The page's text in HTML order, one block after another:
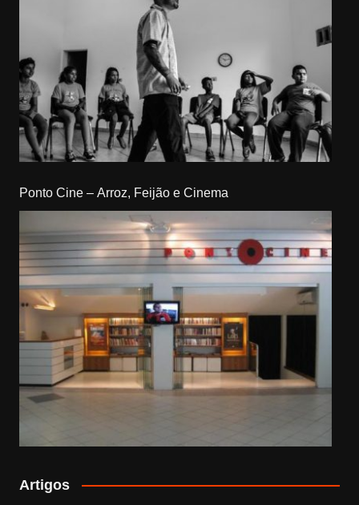
Ponto Cine – Arroz, Feijão e Cinema
Artigos